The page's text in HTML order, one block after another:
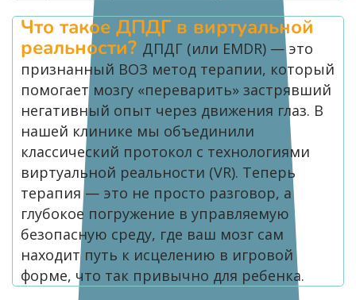
Что такое ДПДГ в виртуальной
реальности? ДПДГ (или EMDR) — это
признанный ВОЗ метод терапии, который
помогает мозгу «переварить» застрявший
негативный опыт через движения глаз. В
нашей клинике мы объединили
классический протокол с технологиями
виртуальной реальности (VR). Теперь
терапия — это не просто разговор, а
глубокое погружение в управляемую
безопасную среду, где ваш мозг сам
находит путь к исцелению в игровой
форме, что так привычно для ребенка.